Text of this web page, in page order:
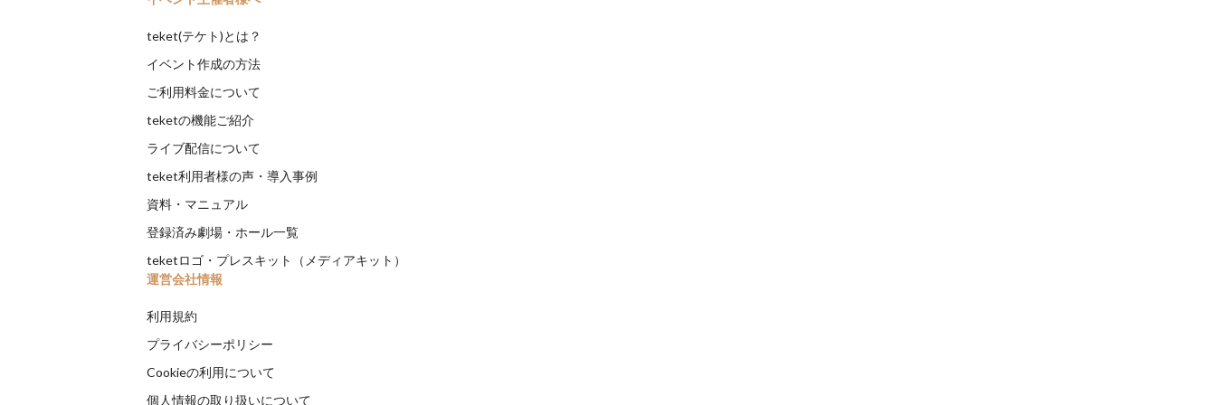
teket(テケト)とは？
イベント作成の方法
ご利用料金について
teketの機能ご紹介
ライブ配信について
teket利用者様の声・導入事例
資料・マニュアル
登録済み劇場・ホール一覧
teketロゴ・プレスキット（メディアキット）
運営会社情報
利用規約
プライバシーポリシー
Cookieの利用について
個人情報の取り扱いについて